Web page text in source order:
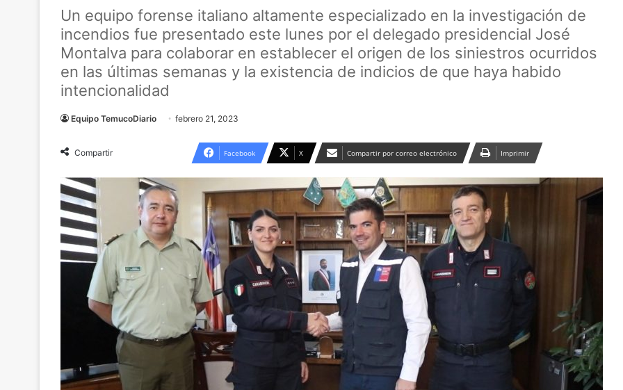
Un equipo forense italiano altamente especializado en la investigación de
incendios fue presentado este lunes por el delegado presidencial José
Montalva para colaborar en establecer el origen de los siniestros ocurridos
en las últimas semanas y la existencia de indicios de que haya habido
intencionalidad
Equipo TemucoDiario febrero 21, 2023
Compartir Facebook X Compartir por correo electrónico Imprimir